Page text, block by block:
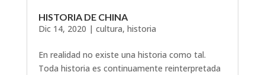
HISTORIA DE CHINA
Dic 14, 2020 | cultura, historia
En realidad no existe una historia como tal.
Toda historia es continuamente reinterpretada